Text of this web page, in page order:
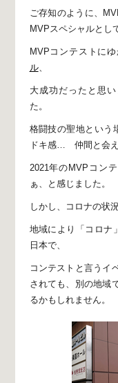
ご存知のように、
MVPスペシャルとし
MVPコンテストに
ル、
大成功だったと思い
た。
格闘技の聖地とい
ドキ感… 仲間と会
2021年のMVPコン
ぁ、と感じました。
しかし、 コロナの状
地域により「コロナ
日本で、
コンテストと言うイ
されても、別の地域
るかもしれません。